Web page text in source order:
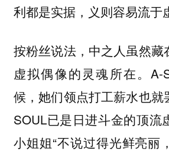
利都是实据，义则容易流于
按粉丝说法，中之人虽然藏
虚拟偶像的灵魂所在。A-
候，她们领点打工薪水也就
SOUL已是日进斗金的顶流
小姐姐“不说过得光鲜亮丽